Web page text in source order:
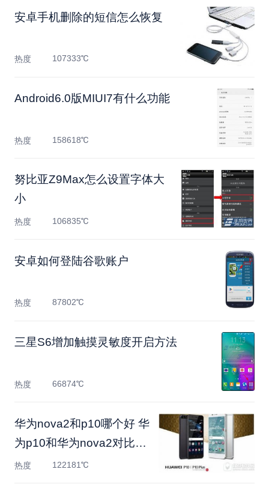
安卓手机删除的短信怎么恢复
热度 107333℃
Android6.0版MIUI7有什么功能
热度 158618℃
努比亚Z9Max怎么设置字体大
小
热度 106835℃
安卓如何登陆谷歌账户
热度 87802℃
三星S6增加触摸灵敏度开启方法
热度 66874℃
华为nova2和p10哪个好 华
为p10和华为nova2对比评
测
热度 122181℃